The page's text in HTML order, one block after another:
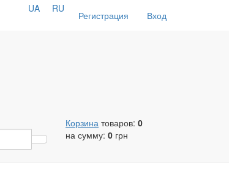
Регистрация Вход
UA RU
Корзина товаров: 0
на сумму: 0 грн